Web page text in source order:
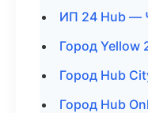
ИП 24 Hub —
Город Yellow
Город Hub
Город Hub